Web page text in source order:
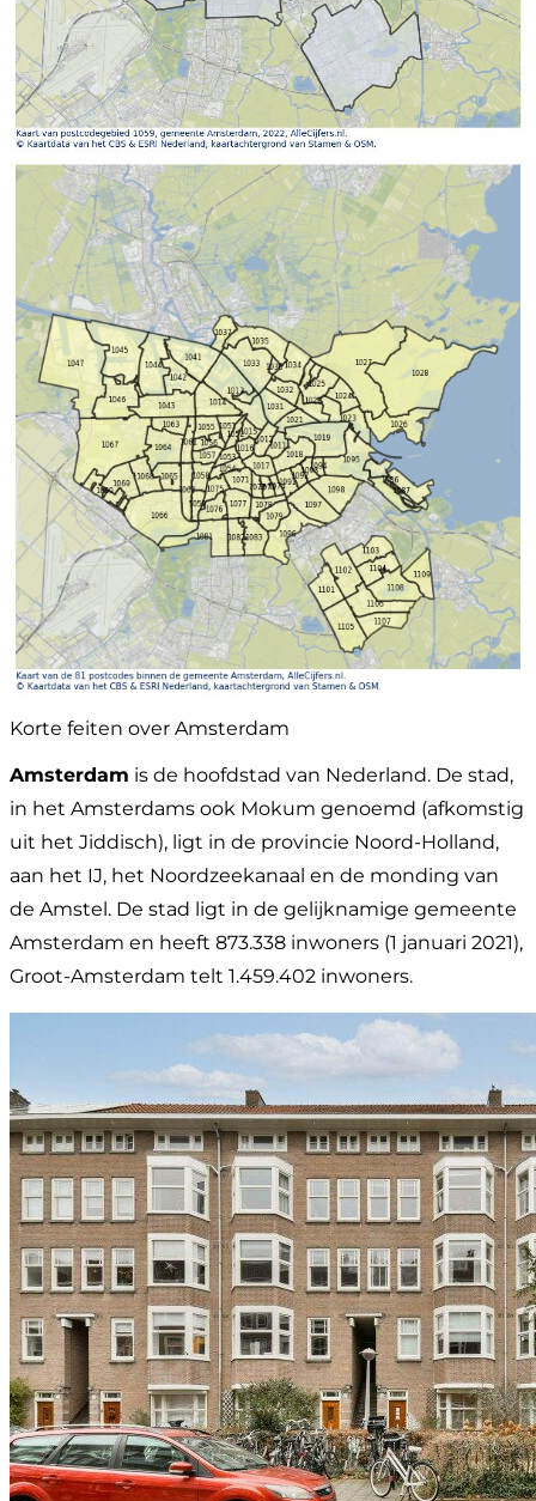
Korte feiten over Amsterdam
Amsterdam is de hoofdstad van Nederland. De stad,
in het Amsterdams ook Mokum genoemd (afkomstig
uit het Jiddisch), ligt in de provincie Noord-Holland,
aan het IJ, het Noordzeekanaal en de monding van
de Amstel. De stad ligt in de gelijknamige gemeente
Amsterdam en heeft 873.338 inwoners (1 januari 2021),
Groot-Amsterdam telt 1.459.402 inwoners.